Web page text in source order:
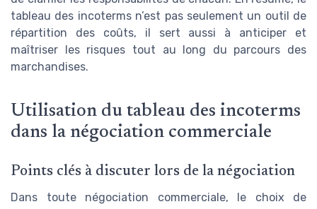
tableau des incoterms n’est pas seulement un outil de
répartition des coûts, il sert aussi à anticiper et
maîtriser les risques tout au long du parcours des
marchandises.
Utilisation du tableau des incoterms
dans la négociation commerciale
Points clés à discuter lors de la négociation
Dans toute négociation commerciale, le choix de